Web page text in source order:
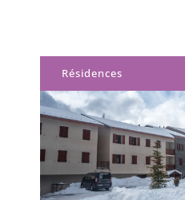
Résidences